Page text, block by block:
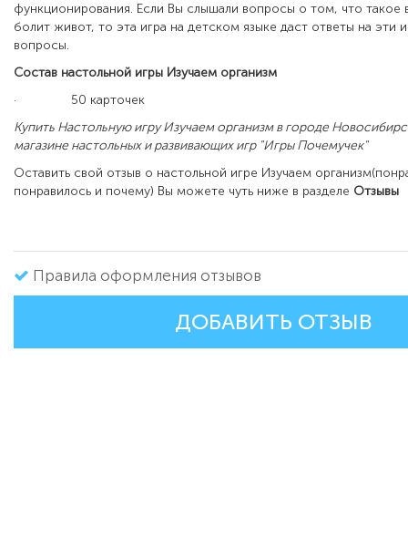
функционирования. Если Вы слышали вопросы о том, что такое
болит живот, то эта игра на детском языке даст ответы на эти
вопросы.
Состав настольной игры Изучаем организм
·
50 карточек
Купить Настольную игруИзучаем организмв городе
магазине настольных и развивающих игр "Игры Почемучек"
Оставить свой отзыв о настольной игре Изучаем организм
понравилось и почему) Вы можете чуть ниже в разделе Отзывы
Правила оформления отзывов
ДОБАВИТЬ ОТЗЫВ